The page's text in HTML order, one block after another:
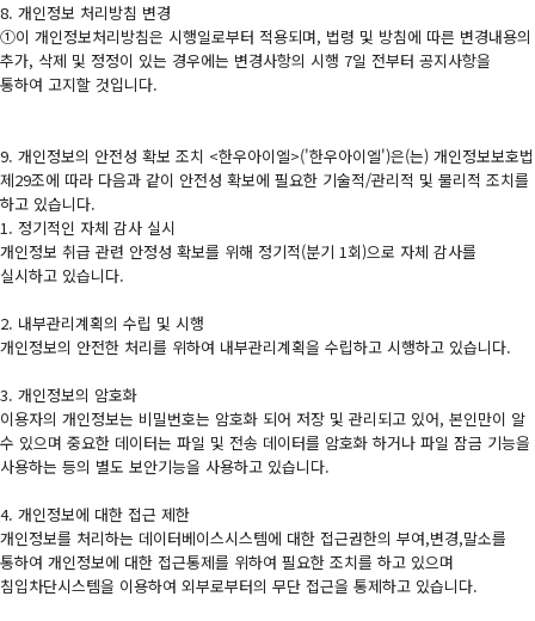
8. 개인정보 처리방침 변경
①이 개인정보처리방침은 시행일로부터 적용되며, 법령 및 방침에 따른 변경내용의
추가, 삭제 및 정정이 있는 경우에는 변경사항의 시행 7일 전부터 공지사항을
통하여 고지할 것입니다.
9. 개인정보의 안전성 확보 조치 <한우아이엘>('한우아이엘')은(는) 개인정보보호법
제29조에 따라 다음과 같이 안전성 확보에 필요한 기술적/관리적 및 물리적 조치를
하고 있습니다.
1. 정기적인 자체 감사 실시
개인정보 취급 관련 안정성 확보를 위해 정기적(분기 1회)으로 자체 감사를
실시하고 있습니다.
2. 내부관리계획의 수립 및 시행
개인정보의 안전한 처리를 위하여 내부관리계획을 수립하고 시행하고 있습니다.
3. 개인정보의 암호화
이용자의 개인정보는 비밀번호는 암호화 되어 저장 및 관리되고 있어, 본인만이 알
수 있으며 중요한 데이터는 파일 및 전송 데이터를 암호화 하거나 파일 잠금 기능을
사용하는 등의 별도 보안기능을 사용하고 있습니다.
4. 개인정보에 대한 접근 제한
개인정보를 처리하는 데이터베이스시스템에 대한 접근권한의 부여,변경,말소를
통하여 개인정보에 대한 접근통제를 위하여 필요한 조치를 하고 있으며
침입차단시스템을 이용하여 외부로부터의 무단 접근을 통제하고 있습니다.